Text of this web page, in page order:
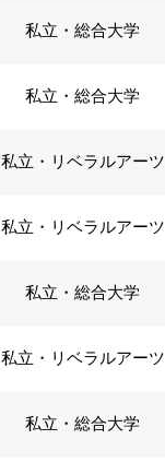
私立・総合大学
私立・総合大学
私立・リベラルアーツ
私立・リベラルアーツ
私立・総合大学
私立・リベラルアーツ
私立・総合大学